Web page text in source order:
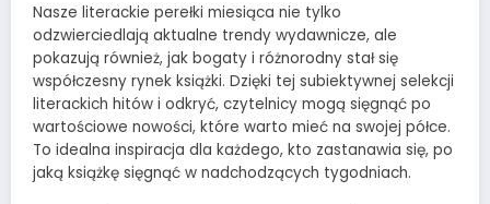
Nasze literackie perełki miesiąca nie tylko
odzwierciedlają aktualne trendy wydawnicze, ale
pokazują również, jak bogaty i różnorodny stał się
współczesny rynek książki. Dzięki tej subiektywnej selekcji
literackich hitów i odkryć, czytelnicy mogą sięgnąć po
wartościowe nowości, które warto mieć na swojej półce.
To idealna inspiracja dla każdego, kto zastanawia się, po
jaką książkę sięgnąć w nadchodzących tygodniach.